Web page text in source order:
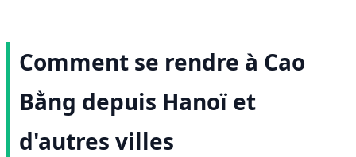
Comment se rendre à Cao
Bằng depuis Hanoï et
d'autres villes